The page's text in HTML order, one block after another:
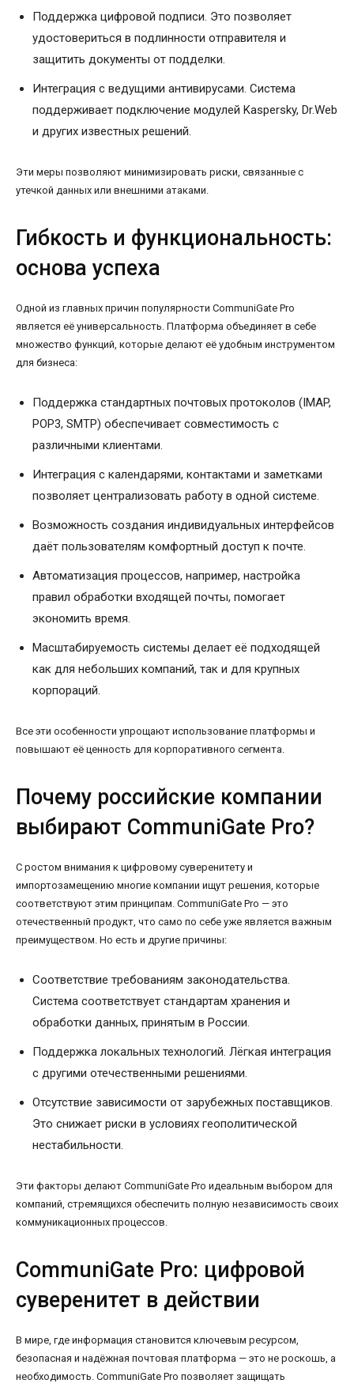
Поддержка цифровой подписи. Это позволяет
удостовериться в подлинности отправителя и
защитить документы от подделки.
Интеграция с ведущими антивирусами. Система
поддерживает подключение модулей Kaspersky, Dr.Web
и других известных решений.
Эти меры позволяют минимизировать риски, связанные с
утечкой данных или внешними атаками.
Гибкость и функциональность:
основа успеха
Одной из главных причин популярности CommuniGate Pro
является её универсальность. Платформа объединяет в себе
множество функций, которые делают её удобным инструментом
для бизнеса:
Поддержка стандартных почтовых протоколов (IMAP,
POP3, SMTP) обеспечивает совместимость с
различными клиентами.
Интеграция с календарями, контактами и заметками
позволяет централизовать работу в одной системе.
Возможность создания индивидуальных интерфейсов
даёт пользователям комфортный доступ к почте.
Автоматизация процессов, например, настройка
правил обработки входящей почты, помогает
экономить время.
Масштабируемость системы делает её подходящей
как для небольших компаний, так и для крупных
корпораций.
Все эти особенности упрощают использование платформы и
повышают её ценность для корпоративного сегмента.
Почему российские компании
выбирают CommuniGate Pro?
С ростом внимания к цифровому суверенитету и
импортозамещению многие компании ищут решения, которые
соответствуют этим принципам. CommuniGate Pro — это
отечественный продукт, что само по себе уже является важным
преимуществом. Но есть и другие причины:
Соответствие требованиям законодательства.
Система соответствует стандартам хранения и
обработки данных, принятым в России.
Поддержка локальных технологий. Лёгкая интеграция
с другими отечественными решениями.
Отсутствие зависимости от зарубежных поставщиков.
Это снижает риски в условиях геополитической
нестабильности.
Эти факторы делают CommuniGate Pro идеальным выбором для
компаний, стремящихся обеспечить полную независимость своих
коммуникационных процессов.
CommuniGate Pro: цифровой
суверенитет в действии
В мире, где информация становится ключевым ресурсом,
безопасная и надёжная почтовая платформа — это не роскошь, а
необходимость. CommuniGate Pro позволяет защищать